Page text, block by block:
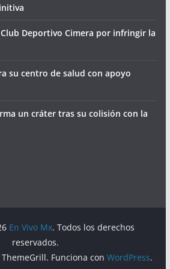
Deportivo Cimera por infringir la
su centro de salud con apoyo
un cráter tras su colisión con la
En Vivo Mx. Todos los derechos
reservados.
Funciona conWordPress.